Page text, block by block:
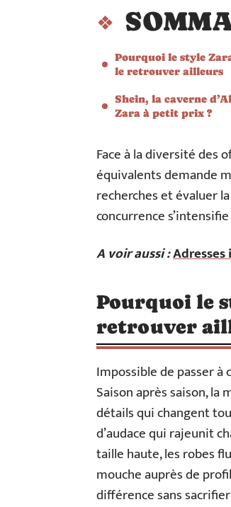
Pourquoi le style
le retrouver ailleurs
Shein, la caverne
Zara à petit prix ?
Face à la diversité des
équivalents demande
recherches et évaluer
concurrence
A voir aussi :
Pourquoi le
retrouver
Impossible de passer à
Saison après saison,
détails qui changent
d’audace qui rajeunit
taille haute, les robes
mouche auprès de
différence sans